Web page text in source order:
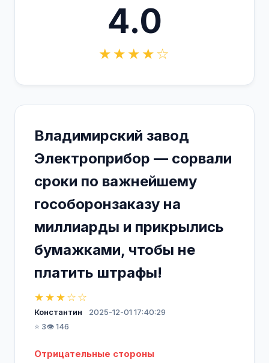
4.0
★★★★☆
Владимирский завод
Электроприбор — сорвали
сроки по важнейшему
гособоронзаказу на
миллиарды и прикрылись
бумажками, чтобы не
платить штрафы!
★★★☆☆
Константин
2025-12-01 17:40:29
⭐ 3👁️ 146
Отрицательные стороны